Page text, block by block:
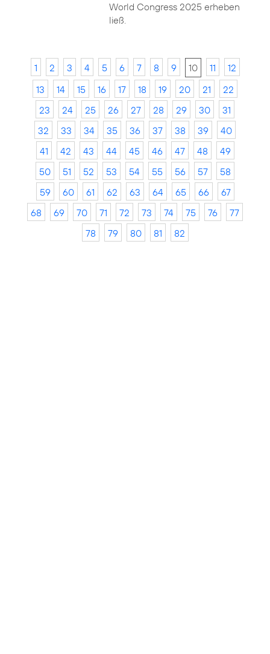
World Congress 2025 erheben
ließ.
1 2 3 4 5 6 7 8 9 10 11
12
13
14 15 16 17 18 19 20 21
22
23
24 25 26 27 28 29 30
31
32
33 34 35 36 37 38 39
40
41
42 43 44 45 46 47 48
49
50
51 52 53 54 55 56 57
58
59
60 61 62 63 64 65 66
67
68
69 70 71 72 73 74 75 76
77
78
79 80 81 82